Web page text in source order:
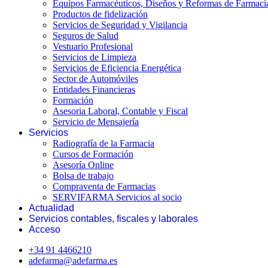
Equipos Farmacéuticos, Diseños y Reformas de
Productos de fidelización
Servicios de Seguridad y Vigilancia
Seguros de Salud
Vestuario Profesional
Servicios de Limpieza
Servicios de Eficiencia Energética
Sector de Automóviles
Entidades Financieras
Formación
Asesoria Laboral, Contable y Fiscal
Servicio de Mensajería
Servicios
Radiografía de la Farmacia
Cursos de Formación
Asesoría Online
Bolsa de trabajo
Compraventa de Farmacias
SERVIFARMA Servicios al socio
Actualidad
Servicios contables, fiscales y laborales
Acceso
+34 91 4466210
adefarma@adefarma.es